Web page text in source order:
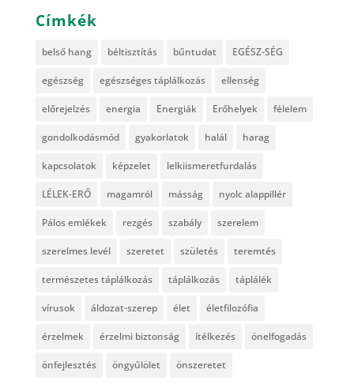
Címkék
belső hang béltisztítás bűntudat EGÉSZ-SÉG
egészség egészséges táplálkozás ellenség
előrejelzés energia Energiák Erőhelyek félelem
gondolkodásmód gyakorlatok halál harag
kapcsolatok képzelet lelkiismeretfurdalás
LÉLEK-ERŐ magamról másság nyolc alappillér
Pálos emlékek rezgés szabály szerelem
szerelmes levél szeretet születés teremtés
természetes táplálkozás táplálkozás táplálék
vírusok áldozat-szerep élet életfilozófia
érzelmek érzelmi biztonság ítélkezés önelfogadás
önfejlesztés öngyűlölet önszeretet